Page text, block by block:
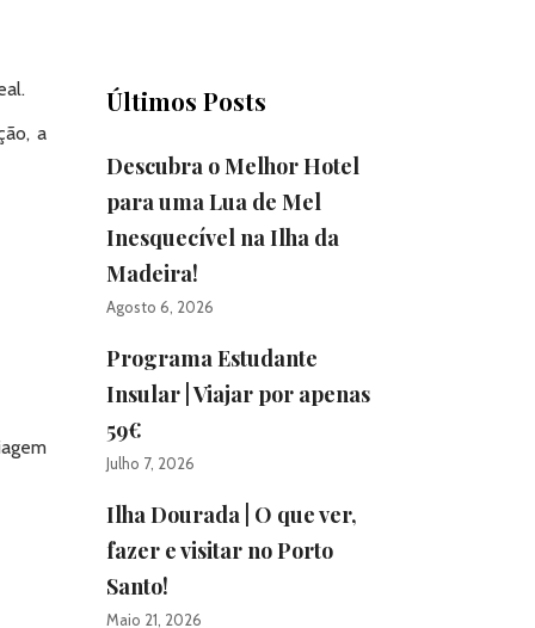
a
Últimos Posts
Descubra o Melhor Hotel
para uma Lua de Mel
Inesquecível na Ilha da
Madeira!
Agosto 6, 2026
Programa Estudante
Insular | Viajar por apenas
59€
Julho 7, 2026
Ilha Dourada | O que ver,
fazer e visitar no Porto
Santo!
Maio 21, 2026